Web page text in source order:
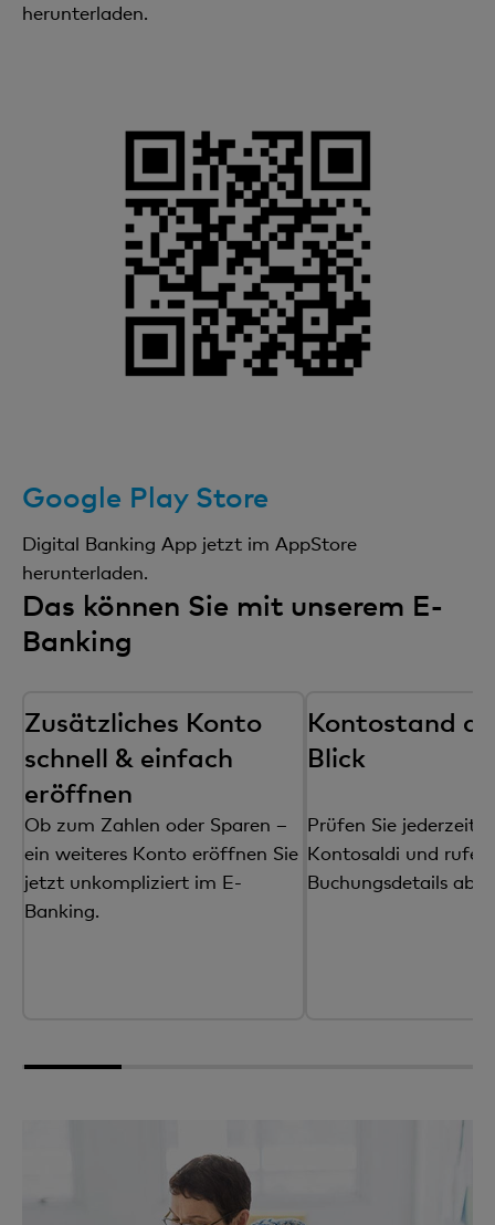
herunterladen.
Google Play Store
Digital Banking App jetzt im AppStore
herunterladen.
Das können Sie mit unserem E-
Banking
Zusätzliches Konto
schnell & einfach
eröffnen
Ob zum Zahlen oder Sparen –
ein weiteres Konto eröffnen Sie
jetzt unkompliziert im E-
Banking.
Kontostand
Blick
Prüfen Sie jederzeit
Kontosaldi und rufen
Buchungsdetails ab.